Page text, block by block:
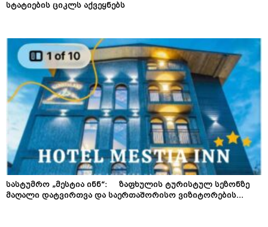
სტატიების ციკლს აქვეყნებს
სასტუმრო „მესტია ინნ“: ზაფხულის ტურისტულ სეზონზე
მაღალი დატვირთვა და საერთაშორისო ვიზიტორების...